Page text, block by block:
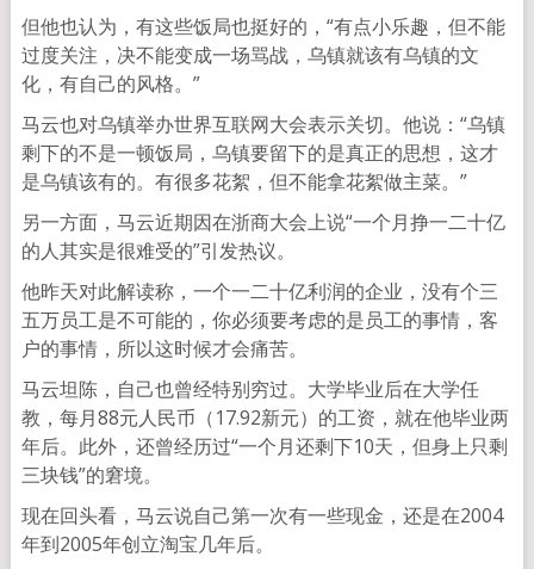
但他也认为，有这些饭局也挺好的，“有点小乐趣，但不能
过度关注，决不能变成一场骂战，乌镇就该有乌镇的文
化，有自己的风格。”
马云也对乌镇举办世界互联网大会表示关切。他说：“乌镇
剩下的不是一顿饭局，乌镇要留下的是真正的思想，这才
是乌镇该有的。有很多花絮，但不能拿花絮做主菜。”
另一方面，马云近期因在浙商大会上说“一个月挣一二十亿
的人其实是很难受的”引发热议。
他昨天对此解读称，一个一二十亿利润的企业，没有个三
五万员工是不可能的，你必须要考虑的是员工的事情，客
户的事情，所以这时候才会痛苦。
马云坦陈，自己也曾经特别穷过。大学毕业后在大学任
教，每月88元人民币（17.92新元）的工资，就在他毕业两
年后。此外，还曾经历过“一个月还剩下10天，但身上只剩
三块钱”的窘境。
现在回头看，马云说自己第一次有一些现金，还是在2004
年到2005年创立淘宝几年后。